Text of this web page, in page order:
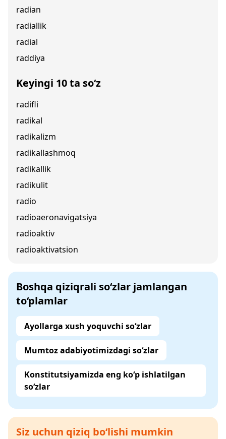
radian
radiallik
radial
raddiya
Keyingi 10 ta so‘z
radifli
radikal
radikalizm
radikallashmoq
radikallik
radikulit
radio
radioaeronavigatsiya
radioaktiv
radioaktivatsion
Boshqa qiziqrali so‘zlar jamlangan
to‘plamlar
Ayollarga xush yoquvchi so‘zlar
Mumtoz adabiyotimizdagi so‘zlar
Konstitutsiyamizda eng ko‘p ishlatilgan
so‘zlar
Siz uchun qiziq bo‘lishi mumkin